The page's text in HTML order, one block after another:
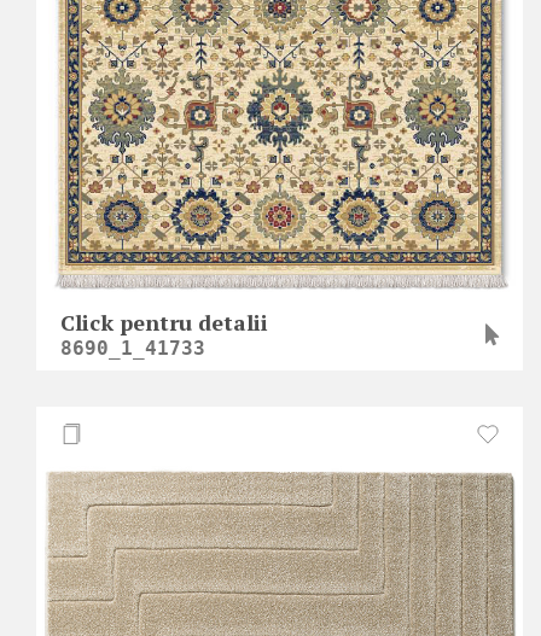
Click pentru detalii
8690_1_41733